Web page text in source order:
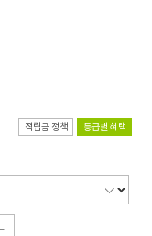
적립금 정책 등급별 혜택